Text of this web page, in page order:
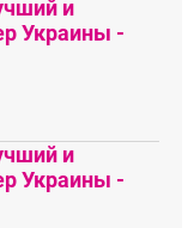
и
Украины -
и
Украины -